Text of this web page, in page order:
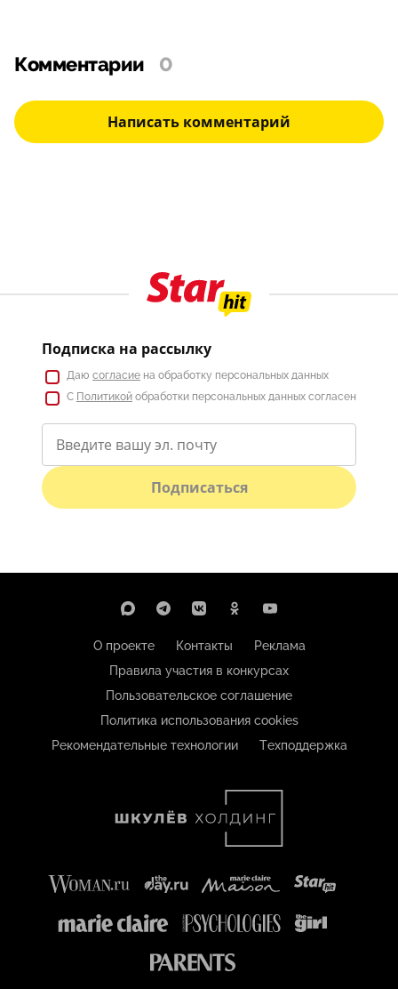
Комментарии 0
Написать комментарий
Подписка на рассылку
Даю согласие на обработку персональных данных
С Политикой обработки персональных данных согласен
Подписаться
О проекте Контакты
Реклама
Правила участия в конкурсах
Пользовательское соглашение
Политика использования cookies
Рекомендательные технологии
Техподдержка